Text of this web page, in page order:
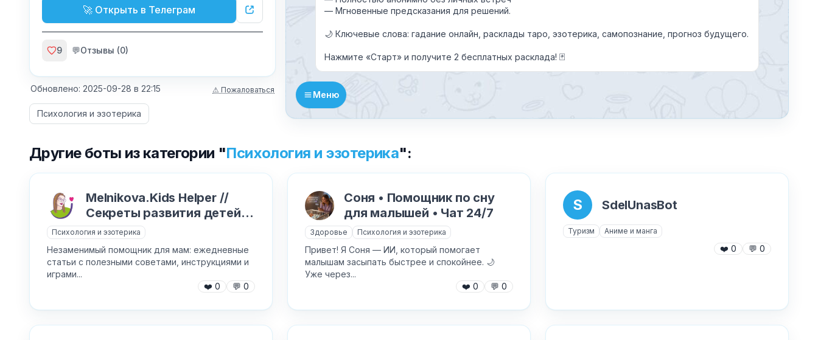
Как добавить бота?
🚀 Открыть в Телеграм
9 💬Отзывы (0)
Обновлено: 2025-09-28 в 22:15 ⚠ Пожаловаться
Текст обращения (необязательно)
Отправить
Психология и эзотерика
— Мгновенные предсказания для решений.
🌙 Ключевые слова: гадание онлайн, расклады таро, эзотерика, самопознание, прогноз будущего.
Нажмите «Старт» и получите 2 бесплатных расклада! 🃏
Меню
Другие боты из категории "Психология и эзотерика":
Melnikova.Kids Helper //
Секреты развития детей
от 0 до 6 лет
Психология и эзотерика
Незаменимый помощник для мам: ежедневные
статьи с полезными советами, инструкциями и
играми...
❤️ 0 💬 0
Соня • Помощник по сну
для малышей • Чат 24/7
Здоровье Психология и эзотерика
Привет! Я Соня — ИИ, который помогает
малышам засыпать быстрее и спокойнее. 🌙
Уже через...
❤️ 0 💬 0
S SdelUnasBot
Туризм Аниме и манга
❤️ 0 💬 0